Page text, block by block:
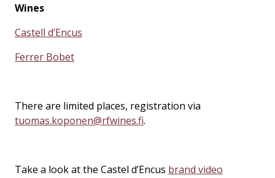
Wines
Castell d’Encus
Ferrer Bobet
There are limited places, registration via
tuomas.koponen@rfwines.fi.
Take a look at the Castel d’Encus brand video